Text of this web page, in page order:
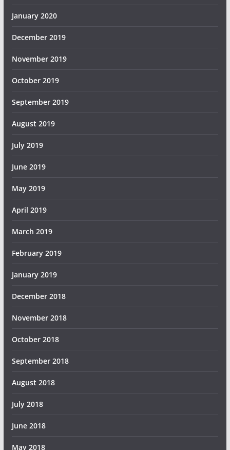
January 2020
December 2019
November 2019
October 2019
September 2019
August 2019
July 2019
June 2019
May 2019
April 2019
March 2019
February 2019
January 2019
December 2018
November 2018
October 2018
September 2018
August 2018
July 2018
June 2018
May 2018